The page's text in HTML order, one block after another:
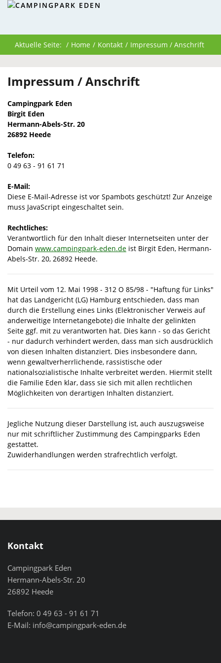
Aktuelle Seite: Home Kontakt Impressum / Anschrift
Impressum / Anschrift
Campingpark Eden
Birgit Eden
Hermann-Abels-Str. 20
26892 Heede
Telefon:
0 49 63 - 91 61 71
E-Mail:
Diese E-Mail-Adresse ist vor Spambots geschützt! Zur Anzeige
muss JavaScript eingeschaltet sein.
Rechtliches:
Verantwortlich für den Inhalt dieser Internetseiten unter der
Domain www.campingpark-eden.de ist Birgit Eden, Hermann-
Abels-Str. 20, 26892 Heede.
Mit Urteil vom 12. Mai 1998 - 312 O 85/98 - "Haftung für Links"
hat das Landgericht (LG) Hamburg entschieden, dass man
durch die Erstellung eines Links (Elektronischer Verweis auf
anderweitige Internetangebote) die Inhalte der gelinkten
Seite ggf. mit zu verantworten hat. Dies kann - so das Gericht
- nur dadurch verhindert werden, dass man sich ausdrücklich
von diesen Inhalten distanziert. Dies insbesondere dann,
wenn gewaltverherrlichende, rassistische oder
nationalsozialistische Inhalte verbreitet werden. Hiermit stellt
die Familie Eden klar, dass sie sich mit allen rechtlichen
Möglichkeiten von derartigen Inhalten distanziert.
Jegliche Nutzung dieser Darstellung ist, auch auszugsweise
nur mit schriftlicher Zustimmung des Campingparks Eden
gestattet.
Zuwiderhandlungen werden strafrechtlich verfolgt.
Kontakt
Campingpark Eden
Hermann-Abels-Str. 20
26892 Heede
Telefon: 0 49 63 - 91 61 71
E-Mail: info@campingpark-eden.de